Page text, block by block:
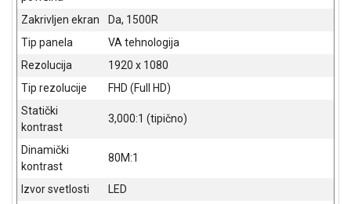
ALAT I
OUTLET
KRIPTO
IGRAČKE
Zakrivljen ekran
Da, 1500R
Tip panela
VA tehnologija
Rezolucija
1920 x 1080
Tip rezolucije
FHD (Full HD)
Statički
kontrast
3,000:1 (tipično)
Dinamički
kontrast
80M:1
Izvor svetlosti
LED